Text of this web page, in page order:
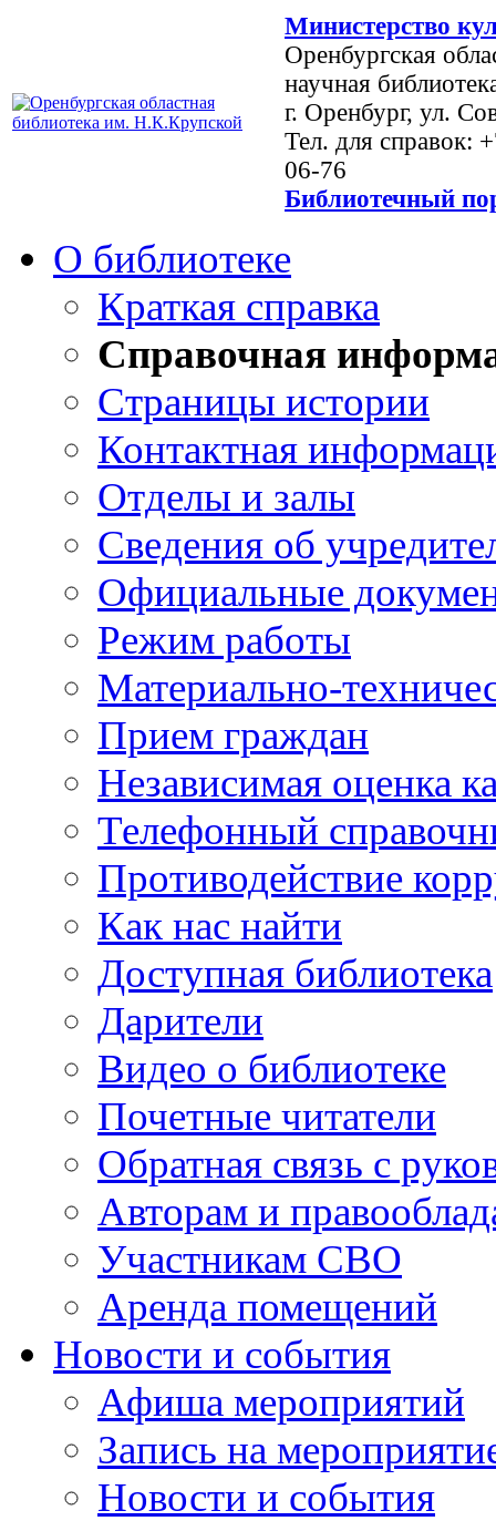
Министерство
Оренбургская
научная
г. Оренбург, ул.
Тел. для справок:
06-76
Библиотечный
О библиотеке
Краткая справка
Справочная
Страницы истории
Контактная
Отделы и залы
Сведения об
Официальные
Режим работы
Материально-
Прием граждан
Независимая оценка
Телефонный
Противодействие
Как нас найти
Доступная библиотека
Дарители
Видео о библиотеке
Почетные читатели
Обратная связь с
Авторам и
Участникам СВО
Аренда помещений
Новости и события
Афиша мероприятий
Запись на
Новости и события